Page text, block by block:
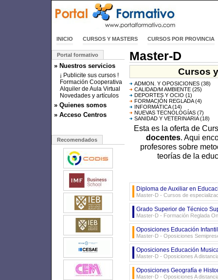
INICIO CURSOS Y MASTERS CURSOS POR PROVINCIA
Portal formativo
» Nuestros servicios
¡ Publicite sus cursos !
Formación Cooperativa
Alquiler de Aula Virtual
Novedades y artículos
» Quienes somos
» Acceso Centros
Recomendados
Master-D
Cursos
ADMON. Y OPOSICIONES (38)
CALIDAD/M AMBIENTE (25)
DEPORTES Y OCIO (1)
FORMACIÓN REGLADA(4)
INFORMÁTICA(14)
NUEVAS TECNOLOGÍAS (7)
SANIDAD Y VETERINARIA(18)
Esta es la oferta de
docentes. Aqui
profesores sobre
teorías de la
Diploma de Auxiliar en
Master-D - Cursos de
Grado Superior de Técnico
Master-D - Formación Reglada
Oposiciones Educación
Master-D - Oposiciones
Oposiciones Educación
Master-D - Oposiciones A
Oposiciones Geografía e
Master-D - Oposiciones A